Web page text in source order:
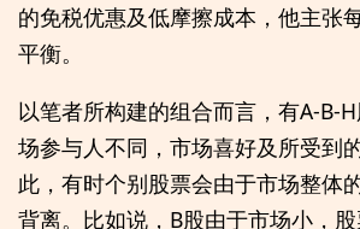
的免税优惠及低摩擦成本，他主张
平衡。
以笔者所构建的组合而言，有A-B-
场参与人不同，市场喜好及所受到
此，有时个别股票会由于市场整体
背离。比如说，B股由于市场小，